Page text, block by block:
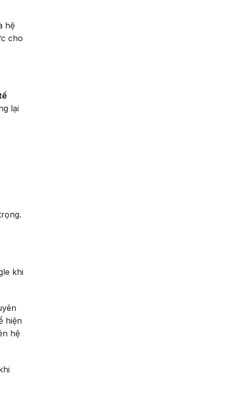
hệ
cho
lại
khi
hiện
hệ